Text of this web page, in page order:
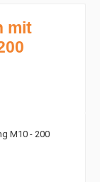
mit